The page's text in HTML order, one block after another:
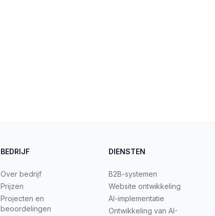
BEDRIJF
Over bedrijf
Prijzen
Projecten en
beoordelingen
DIENSTEN
B2B-systemen
Website ontwikkeling
AI-implementatie
Ontwikkeling van AI-